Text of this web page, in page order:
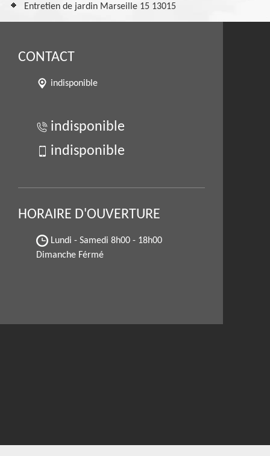
Entretien de jardin Marseille 15 13015
CONTACT
indisponible
indisponible
indisponible
HORAIRE D'OUVERTURE
Lundi - Samedi 8h00 - 18h00
Dimanche Férmé